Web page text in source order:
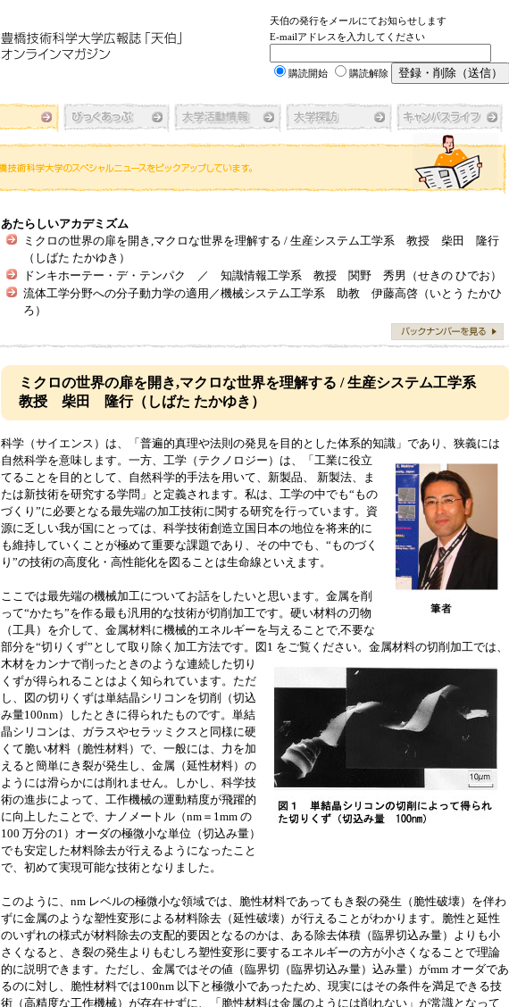
天伯の発行をメールにてお知らせします
E-mailアドレスを入力してください
購読開始 購読解除
あたらしいアカデミズム
ミクロの世界の扉を開き,マクロな世界を理解する / 生産システム工学系 教授 柴田 隆行
（しばた たかゆき）
ドンキホーテー・デ・テンパク ／ 知識情報工学系 教授 関野 秀男（せきの ひでお）
流体工学分野への分子動力学の適用／機械システム工学系 助教 伊藤高啓（いとう たかひ
ろ）
ミクロの世界の扉を開き,マクロな世界を理解する / 生産システム工学系
教授 柴田 隆行（しばた たかゆき）
科学（サイエンス）は、「普遍的真理や法則の発見を目的とした体系的知識」であり、 狭義には
自然科学を意味します。一方、工学（テクノロジー）は、「工業に役立
てることを目的として、自然科学的手法を用いて、新製品、 新製法、ま
たは新技術を研究する学問」と定義されます。私は、工学の中でも“もの
づくり”に必要となる最先端の加工技術に関する研究を行っています。資
源に乏しい我が国にとっては、科学技術創造立国日本の地位を将来的に
も維持していくことが極めて重要な課題であり、その中でも、“ものづく
り”の技術の高度化・高性能化を図ることは生命線といえます。
ここでは最先端の機械加工についてお話をしたいと思います。金属を削
って“かたち”を作る最も汎用的な技術が切削加工です。硬い材料の刃物
（工具）を介して、金属材料に機械的エネルギーを与えることで,不要な
部分を“切りくず”として取り除く加工方法です。図1 をご覧ください。金属材料の切削加工では、
木材をカンナで削ったときのような連続した切り
くずが得られることはよく知られています。ただ
し、図の切りくずは単結晶シリコンを切削（切込
み量100nm）したときに得られたものです。単結
晶シリコンは、ガラスやセラッミクスと同様に硬
くて脆い材料（脆性材料）で、一般には、力を加
えると簡単にき裂が発生し、金属（延性材料）の
ようには滑らかには削れません。しかし、科学技
術の進歩によって、工作機械の運動精度が飛躍的
に向上したことで、ナノメートル（nm＝1mm の
100 万分の1）オーダの極微小な単位（切込み量）
でも安定した材料除去が行えるようになったこと
で、初めて実現可能な技術となりました。
このように、nm レベルの極微小な領域では、脆性材料であってもき裂の発生（脆性破壊）を伴わ
ずに金属のような塑性変形による材料除去（延性破壊）が行えることがわかります。脆性と延性
のいずれの様式が材料除去の支配的要因となるのかは、ある除去体積（臨界切込み量）よりも小
さくなると、き裂の発生よりもむしろ塑性変形に要するエネルギーの方が小さくなることで理論
的に説明できます。ただし、金属ではその値（臨界切（臨界切込み量）込み量）がmm オーダであ
るのに対し、脆性材料では100nm 以下と極微小であったため、現実にはその条件を満足できる技
術（高精度な工作機械）が存在せずに、「脆性材料は金属のようには削れない」が常識となって